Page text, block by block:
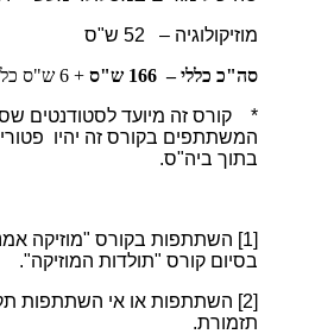
מוזיקולוגיה – 52 ש"ס
סה"כ כללי – 166 ש"ס
+ 6 ש"ס כלים שלובים
* קורס זה מיועד לסטודנטים
בתוך ביה"ס.
[1]
השתתפות בקורס "מוזיקה
בסיום קורס "תולדות המוזיקה".
[2]
השתתפות או אי השתתפות
תזמורת.